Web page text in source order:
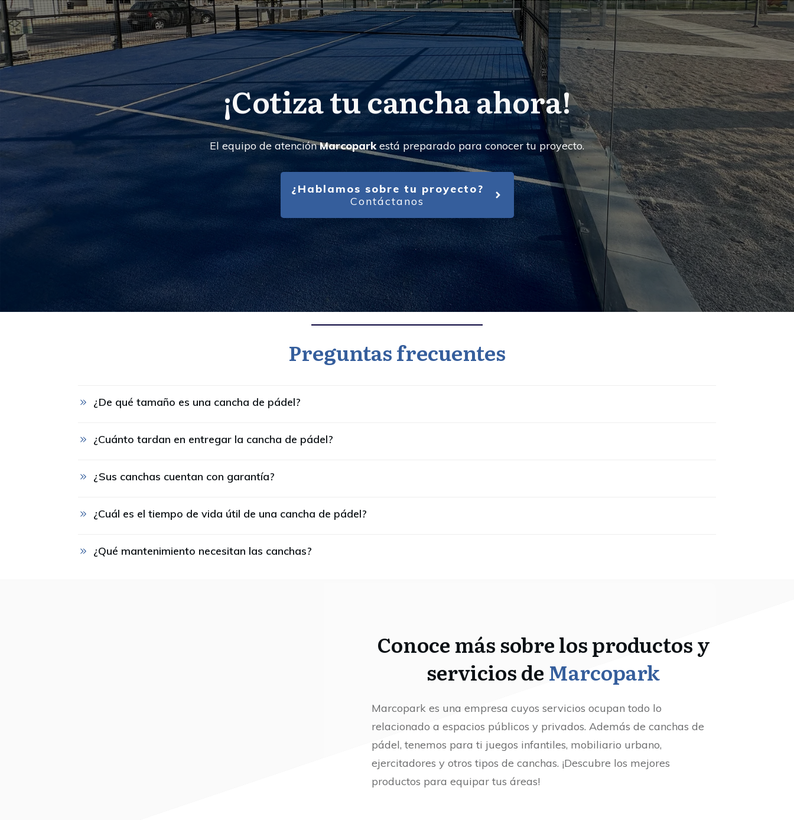
¡Cotiza tu cancha ahora!
El equipo de atenciónMarcoparkestá preparado para conocer tu proyecto.
¿Hablamos sobre tu proyecto?
Contáctanos
Preguntas frecuentes
¿De qué tamaño es una cancha de pádel?
¿Cuánto tardan en entregar la cancha de pádel?
¿Sus canchas cuentan con garantía?
¿Cuál es el tiempo de vida útil de una cancha de pádel?
¿Qué mantenimiento necesitan las canchas?
Conoce mássobre los productos y
servicios de Marcopark
Marcopark es una empresa cuyos servicios ocupan todo lo
relacionado a espacios públicos y privados. Además de canchas de
pádel, tenemos para ti juegos infantiles, mobiliario urbano,
ejercitadores y otros tipos de canchas. ¡Descubre los mejores
productos para equipar tus áreas!